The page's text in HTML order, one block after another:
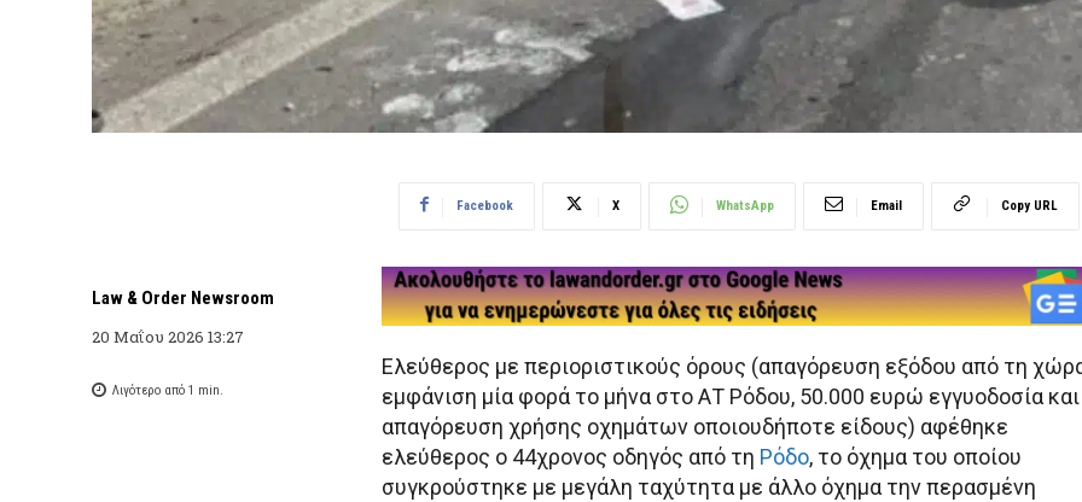
Law & Order Newsroom
20 Μαΐου 2026 13:27
Λιγότερο από 1 min.
Facebook X WhatsApp Email Copy URL
Ελεύθερος με περιοριστικούς όρους (απαγόρευση εξόδου από τη
εμφάνιση μία φορά το μήνα στο ΑΤ Ρόδου, 50.000 ευρώ εγγυοδοσία και
απαγόρευση χρήσης οχημάτων οποιουδήποτε είδους) αφέθηκε
ελεύθερος o 44χρονος οδηγός από τη Ρόδο, το όχημα του οποίου
συγκρούστηκε με μεγάλη ταχύτητα με άλλο όχημα την περασμένη